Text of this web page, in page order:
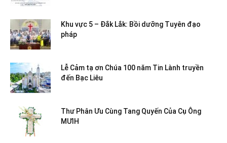
Khu vực 5 – Đắk Lắk: Bồi dưỡng Tuyên đạo
pháp
Lễ Cảm tạ ơn Chúa 100 năm Tin Lành truyền
đến Bạc Liêu
Thư Phân Ưu Cùng Tang Quyến Của Cụ Ông
MƯIH